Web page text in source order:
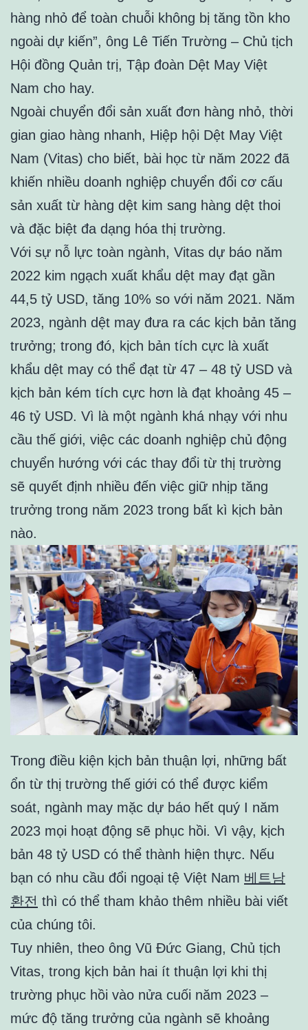
hàng nhỏ để toàn chuỗi không bị tăng tồn kho
ngoài dự kiến”, ông Lê Tiến Trường – Chủ tịch
Hội đồng Quản trị, Tập đoàn Dệt May Việt
Nam cho hay.
Ngoài chuyển đổi sản xuất đơn hàng nhỏ, thời
gian giao hàng nhanh, Hiệp hội Dệt May Việt
Nam (Vitas) cho biết, bài học từ năm 2022 đã
khiến nhiều doanh nghiệp chuyển đổi cơ cấu
sản xuất từ hàng dệt kim sang hàng dệt thoi
và đặc biệt đa dạng hóa thị trường.
Với sự nỗ lực toàn ngành, Vitas dự báo năm
2022 kim ngạch xuất khẩu dệt may đạt gần
44,5 tỷ USD, tăng 10% so với năm 2021. Năm
2023, ngành dệt may đưa ra các kịch bản tăng
trưởng; trong đó, kịch bản tích cực là xuất
khẩu dệt may có thể đạt từ 47 – 48 tỷ USD và
kịch bản kém tích cực hơn là đạt khoảng 45 –
46 tỷ USD. Vì là một ngành khá nhạy với nhu
cầu thế giới, việc các doanh nghiệp chủ động
chuyển hướng với các thay đổi từ thị trường
sẽ quyết định nhiều đến việc giữ nhịp tăng
trưởng trong năm 2023 trong bất kì kịch bản
nào.
Trong điều kiện kịch bản thuận lợi, những bất
ổn từ thị trường thế giới có thể được kiểm
soát, ngành may mặc dự báo hết quý I năm
2023 mọi hoạt động sẽ phục hồi. Vì vậy, kịch
bản 48 tỷ USD có thể thành hiện thực. Nếu
bạn có nhu cầu đổi ngoại tệ Việt Nam 베트남
환전 thì có thể tham khảo thêm nhiều bài viết
của chúng tôi.
Tuy nhiên, theo ông Vũ Đức Giang, Chủ tịch
Vitas, trong kịch bản hai ít thuận lợi khi thị
trường phục hồi vào nửa cuối năm 2023 –
mức độ tăng trưởng của ngành sẽ khoảng